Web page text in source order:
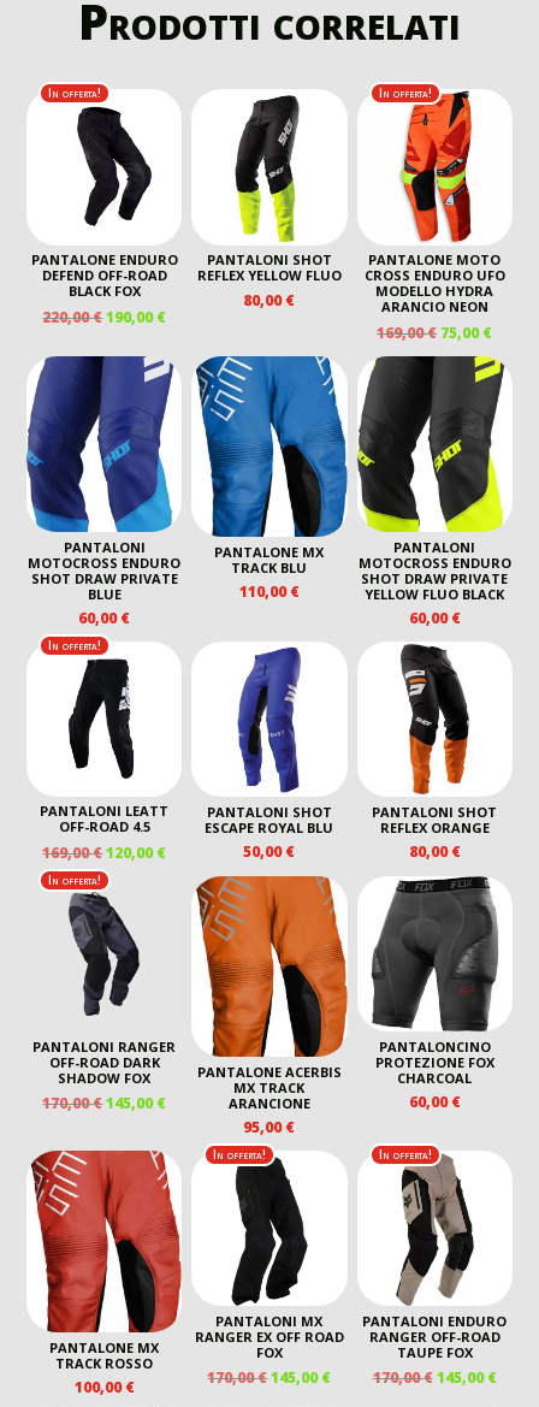
Prodotti correlati
In offerta!
PANTALONE ENDURO
DEFEND OFF-ROAD
BLACK FOX
220,00€IL
ORIGINALE
220,00 €.
190,00€IL
ATTUALE
È:
190,00 €.
PANTALONI SHOT
REFLEX YELLOW FLUO
80,00€
In offerta!
PANTALONE MOTO
CROSS ENDURO UFO
MODELLO HYDRA
ARANCIO NEON
169,00€ IL
PREZZO
ORIGINALE
169,00 €.
75,00€IL
È:
75,00
PANTALONI
MOTOCROSS ENDURO
SHOT DRAW PRIVATE
BLUE
60,00€
PANTALONE MX
TRACK BLU
110,00€
PANTALONI
MOTOCROSS ENDURO
SHOT DRAW PRIVATE
YELLOW FLUO BLACK
60,00€
In offerta!
PANTALONI LEATT
OFF-ROAD 4.5
169,00€IL
PREZZO
ORIGINALE
ERA:
169,00 €.
120,00€IL
PREZZO
ATTUALE
120,00 €.
PANTALONI SHOT
ESCAPE ROYAL BLU
50,00€
PANTALONI SHOT
REFLEX ORANGE
80,00€
In offerta!
PANTALONI RANGER
OFF-ROAD DARK
SHADOW FOX
170,00€IL
ERA:
170,00 €.
145,00€IL
ATTUALE
È:
145,00 €.
PANTALONE ACERBIS
MX TRACK
ARANCIONE
95,00€
PANTALONCINO
PROTEZIONE FOX
CHARCOAL
60,00€
PANTALONE MX
TRACK ROSSO
100,00€
In offerta!
PANTALONI MX
RANGER EX OFF ROAD
FOX
170,00€IL
145,00€IL
In offerta!
PANTALONI ENDURO
RANGER OFF-ROAD
TAUPE FOX
170,00€ IL
145,00€IL